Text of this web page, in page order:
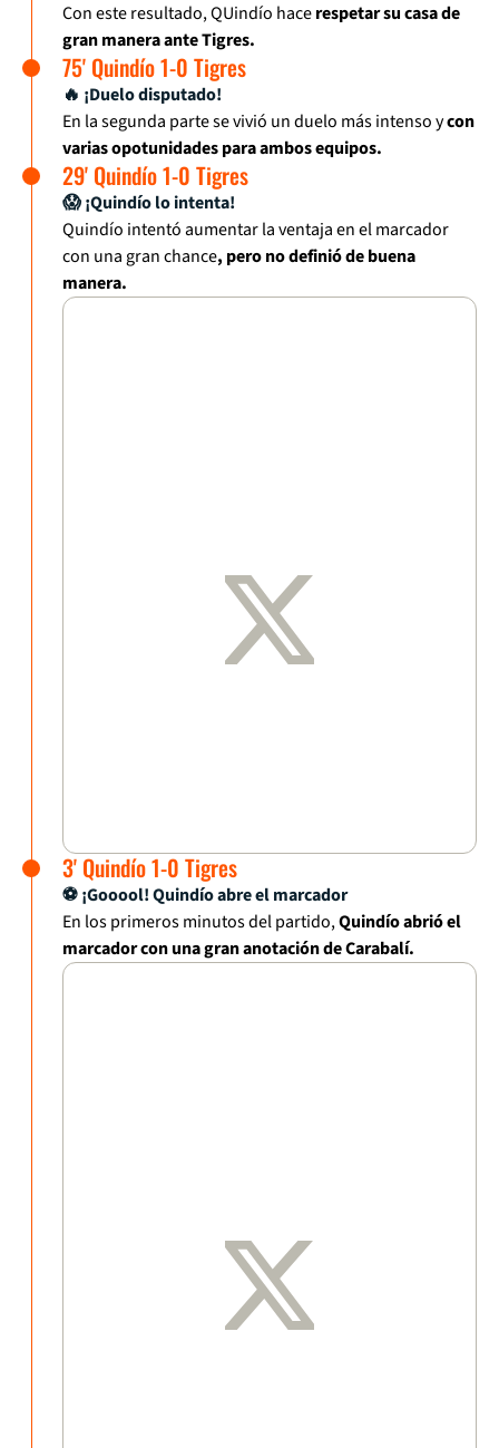
Con este resultado, QUindío hacerespetar su casa de
gran manera ante Tigres.
75' Quindío 1-0 Tigres
🔥 ¡Duelo disputado!
En la segunda parte se vivió un duelo más intenso ycon
varias opotunidades para ambos equipos.
29' Quindío 1-0 Tigres
😱 ¡Quindío lo intenta!
Quindío intentó aumentar la ventaja en el marcador
con una gran chance, pero no definió de buena
manera.
3' Quindío 1-0 Tigres
⚽ ¡Gooool! Quindío abre el marcador
En los primeros minutos del partido,Quindío abrió el
marcador con una gran anotación de Carabalí.